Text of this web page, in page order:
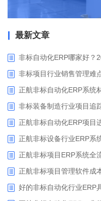
最新文章
非标自动化ERP哪家好？
非标项目行业销售管理难
正航非标自动化ERP系统
非标装备制造行业项目追
正航非标自动化ERP项目
正航非标设备行业ERP系
正航非标项目ERP系统全
正航非标项目管理软件成
好的非标自动化行业ERP